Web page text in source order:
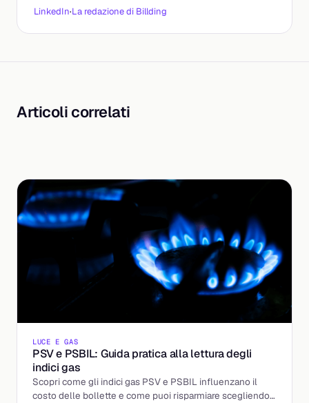
LinkedIn·La redazione di Billding
Articoli correlati
LUCE E GAS
PSV e PSBIL: Guida pratica alla lettura degli
indici gas
Scopri come gli indici gas PSV e PSBIL influenzano il
costo delle bollette e come puoi risparmiare scegliendo